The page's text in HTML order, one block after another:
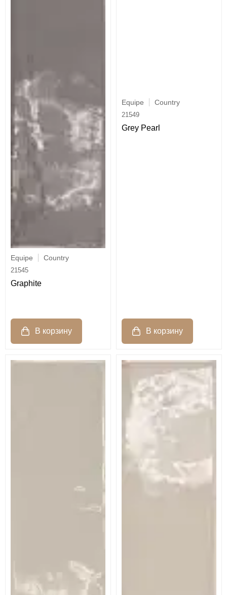
Equipe Country
21545
Graphite
Equipe Country
21549
Grey Pearl